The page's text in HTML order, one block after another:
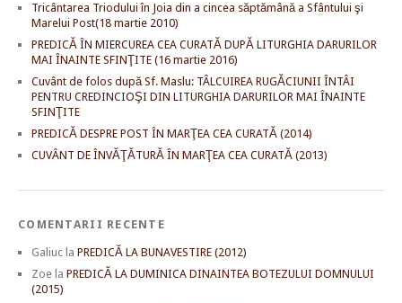
Tricântarea Triodului în Joia din a cincea săptămână a Sfântului şi
Marelui Post(18 martie 2010)
PREDICĂ ÎN MIERCUREA CEA CURATĂ DUPĂ LITURGHIA DARURILOR
MAI ÎNAINTE SFINŢITE (16 martie 2016)
Cuvânt de folos după Sf. Maslu: TÂLCUIREA RUGĂCIUNII ÎNTÂI
PENTRU CREDINCIOŞI DIN LITURGHIA DARURILOR MAI ÎNAINTE
SFINŢITE
PREDICĂ DESPRE POST ÎN MARŢEA CEA CURATĂ (2014)
CUVÂNT DE ÎNVĂŢĂTURĂ ÎN MARŢEA CEA CURATĂ (2013)
COMENTARII RECENTE
Galiuc la PREDICĂ LA BUNAVESTIRE (2012)
Zoe la PREDICĂ LA DUMINICA DINAINTEA BOTEZULUI DOMNULUI
(2015)